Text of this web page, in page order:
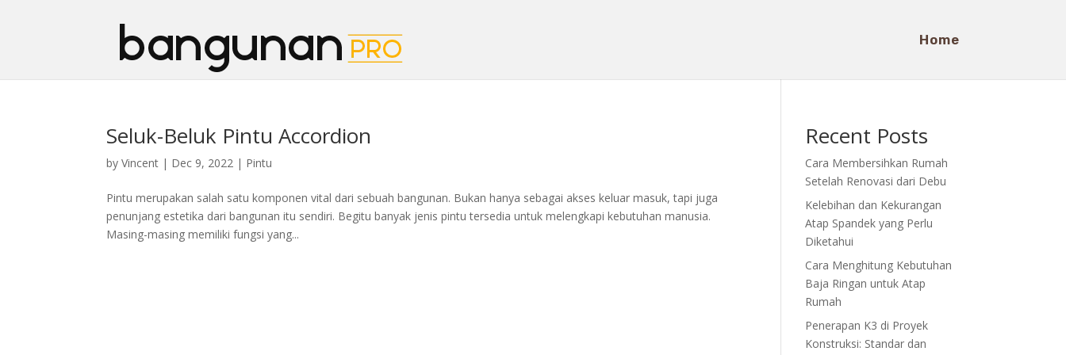
Home
Seluk-Beluk Pintu Accordion
byVincent | Dec 9, 2022 | Pintu
Pintu merupakan salah satu komponen vital dari sebuah bangunan. Bukan hanya sebagai akses keluar masuk, tapi juga
penunjang estetika dari bangunan itu sendiri. Begitu banyak jenis pintu tersedia untuk melengkapi kebutuhan manusia.
Masing-masing memiliki fungsi yang...
Recent Posts
Cara Membersihkan Rumah
Setelah Renovasi dari Debu
Kelebihan dan Kekurangan
Atap Spandek yang Perlu
Diketahui
Cara Menghitung Kebutuhan
Baja Ringan untuk Atap
Rumah
Penerapan K3 di Proyek
Konstruksi: Standar dan